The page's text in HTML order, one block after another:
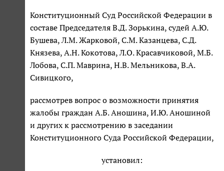
Конституционный Суд Российской Федерации в
составе Председателя В.Д. Зорькина, судей А.Ю.
Бушева, Л.М. Жарковой, С.М. Казанцева, С.Д.
Князева, А.Н. Кокотова, Л.О. Красавчиковой, М.Б.
Лобова, С.П. Маврина, Н.В. Мельникова, В.А.
Сивицкого,
рассмотрев вопрос о возможности принятия
жалобы граждан А.Б. Аношина, И.Ю. Аношиной
и других к рассмотрению в заседании
Конституционного Суда Российской Федерации,
установил: